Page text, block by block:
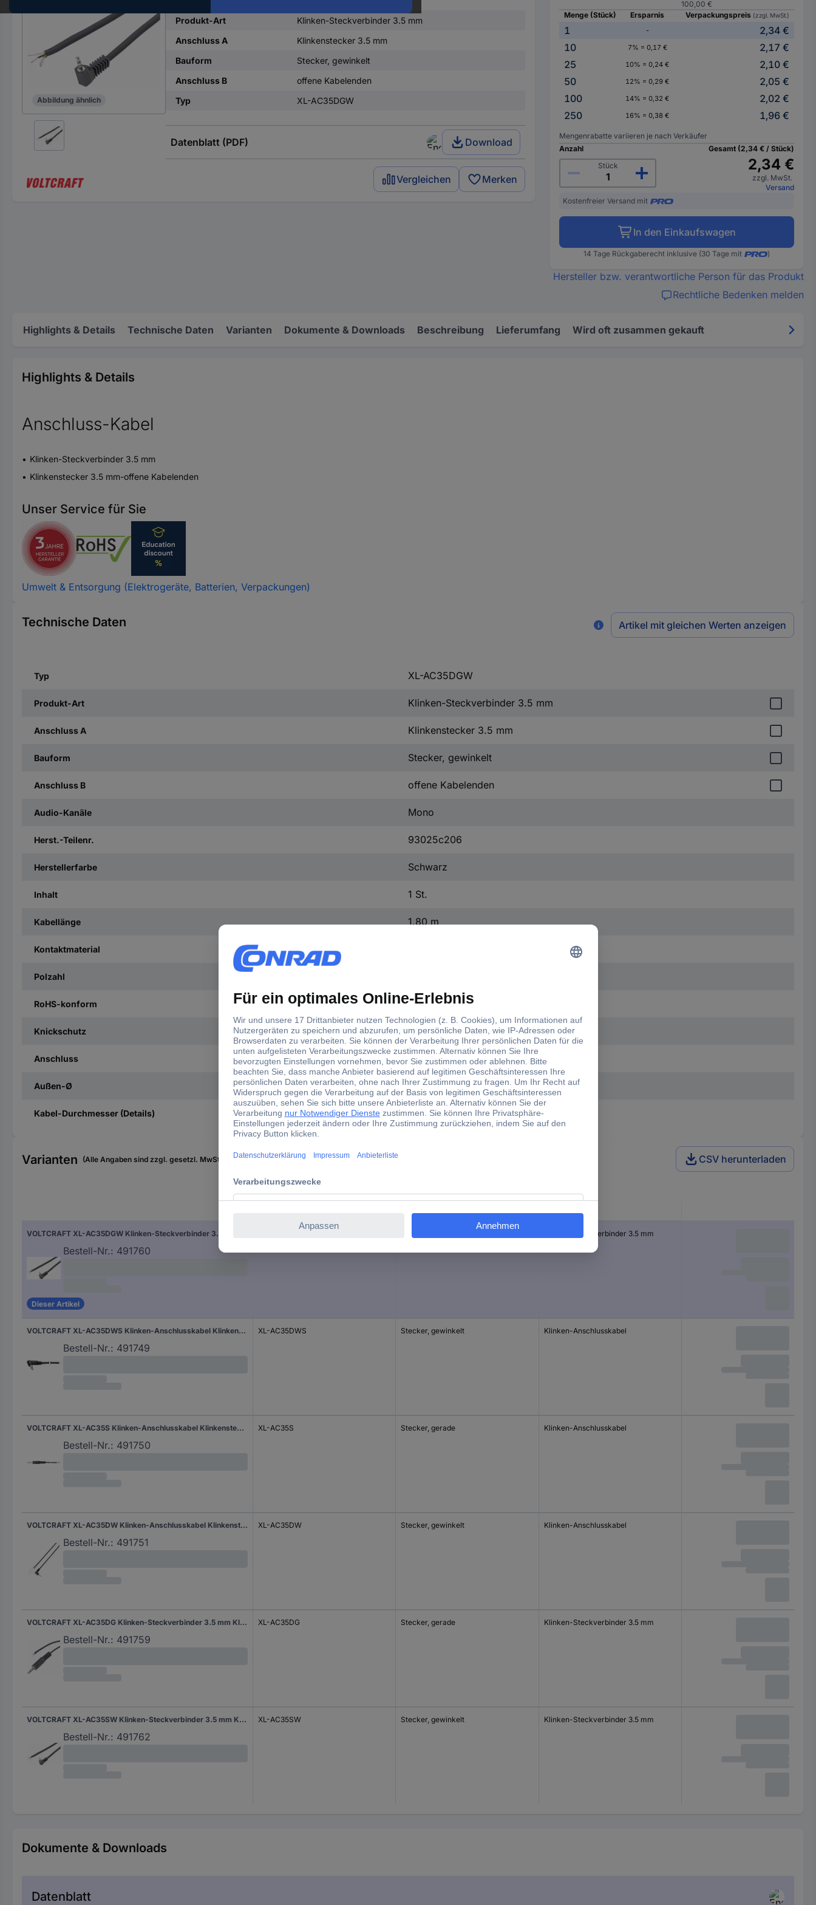
Abbildung ähnlich
Produkt-Art
Klinken-Steckverbinder 3.5 mm
Anschluss A
Klinkenstecker 3.5 mm
Bauform
Stecker, gewinkelt
Anschluss B
offene Kabelenden
Typ
XL-AC35DGW
Datenblatt (PDF) Download
Vergleichen Merken
100,00 €
Menge (Stück)
Ersparnis Verpackungspreis (zzgl. MwSt.)
1 -
2,34 €
10
7% = 0,17 €
2,17 €
25
10% = 0,24 €
2,10 €
50
12% = 0,29 €
2,05 €
100
14% = 0,32 €
2,02 €
250
16% = 0,38 € 1,96 €
Mengenrabatte variieren je nach Verkäufer
Anzahl
Stück
Gesamt (2,34 € / Stück)
2,34 €
zzgl. MwSt.
Versand
Kostenfreier Versand mit
In den Einkaufswagen
14 Tage Rückgaberecht inklusive (30 Tage mit )
Hersteller bzw. verantwortliche Person für das Produkt
Rechtliche Bedenken melden
Highlights & Details Technische Daten Varianten Dokumente & Downloads Beschreibung Lieferumfang Wird oft zusammen gekauft
Highlights & Details
Anschluss-Kabel
Klinken-Steckverbinder 3.5 mm
Klinkenstecker 3.5 mm-offene Kabelenden
Unser Service für Sie
Umwelt & Entsorgung (Elektrogeräte, Batterien, Verpackungen)
Technische Daten Artikel mit gleichen Werten anzeigen
Typ XL-AC35DGW
Produkt-Art Klinken-Steckverbinder 3.5 mm
Anschluss A Klinkenstecker 3.5 mm
Bauform Stecker, gewinkelt
Anschluss B offene Kabelenden
Audio-Kanäle Mono
Herst.-Teilenr. 93025c206
Herstellerfarbe Schwarz
Inhalt 1 St.
Kabellänge 1.80 m
Kontaktmaterial
Polzahl
RoHS-konform Ja
Knickschutz Ja
Anschluss Kabel, offenes Ende
Außen-Ø 3.5 mm
Kabel-Durchmesser (Details) 2.5 mm
Varianten (Alle Angaben sind zzgl. gesetzl. MwSt., zzgl. Versand) CSV herunterladen
Bauform Produkt-Art
Bestell-Nr.: 491760
Dieser Artikel
Klinken-Steckverbinder 3.5 mm
VOLTCRAFT XL-AC35DWS Klinken-Anschlusskabel Klinkenstecker 3.5 mm - offene Kabelenden Mono Polzahl:2 1 St.
Bestell-Nr.: 491749
XL-AC35DWS Stecker, gewinkelt Klinken-Anschlusskabel
VOLTCRAFT XL-AC35S Klinken-Anschlusskabel Klinkenstecker 3.5 mm - offene Kabelenden Stereo Polzahl:3 1 St.
Bestell-Nr.: 491750
XL-AC35S Stecker, gerade Klinken-Anschlusskabel
VOLTCRAFT XL-AC35DW Klinken-Anschlusskabel Klinkenstecker 3.5 mm - offene Kabelenden Stereo Polzahl:3 1 St.
Bestell-Nr.: 491751
XL-AC35DW Stecker, gewinkelt Klinken-Anschlusskabel
VOLTCRAFT XL-AC35DG Klinken-Steckverbinder 3.5 mm Klinkenstecker 3.5 mm - offene Kabelenden Mono Polzahl:2 1 St.
Bestell-Nr.: 491759
XL-AC35DG Stecker, gerade Klinken-Steckverbinder 3.5 mm
VOLTCRAFT XL-AC35SW Klinken-Steckverbinder 3.5 mm Klinkenstecker 3.5 mm - offene Kabelenden Stereo Polzahl:3 1 St.
Bestell-Nr.: 491762
XL-AC35SW Stecker, gewinkelt Klinken-Steckverbinder 3.5 mm
Dokumente & Downloads
Datenblatt